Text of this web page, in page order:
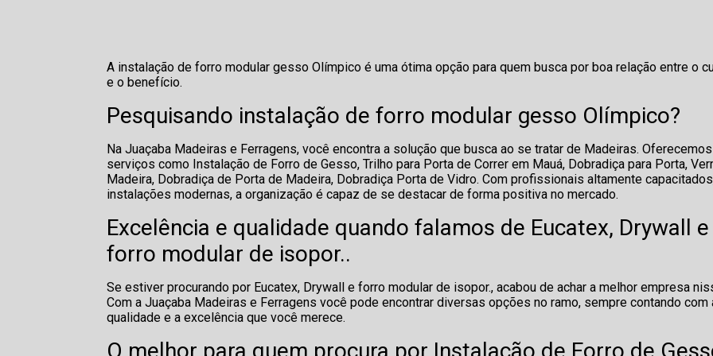
A instalação de forro modular gesso Olímpico é uma ótima opção para quem busca por boa relação entre o
e o benefício.
Pesquisando instalação de forro modular gesso Olímpico?
Na Juaçaba Madeiras e Ferragens, você encontra a solução que busca ao se tratar de Madeiras. Oferecemos
serviços como Instalação de Forro de Gesso, Trilho para Porta de Correr em Mauá, Dobradiça para Porta,
Madeira, Dobradiça de Porta de Madeira, Dobradiça Porta de Vidro. Com profissionais altamente
instalações modernas, a organização é capaz de se destacar de forma positiva no mercado.
Excelência e qualidade quando falamos de Eucatex, Drywall e
forro modular de isopor..
Se estiver procurando por Eucatex, Drywall e forro modular de isopor., acabou de achar a melhor empresa
Com a Juaçaba Madeiras e Ferragens você pode encontrar diversas opções no ramo, sempre contando com
qualidade e a excelência que você merece.